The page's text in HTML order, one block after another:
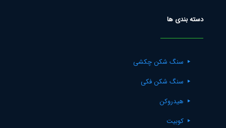
دسته بندی ها
سنگ شکن چکشی
سنگ شکن فکی
هیدروکن
کوبیت